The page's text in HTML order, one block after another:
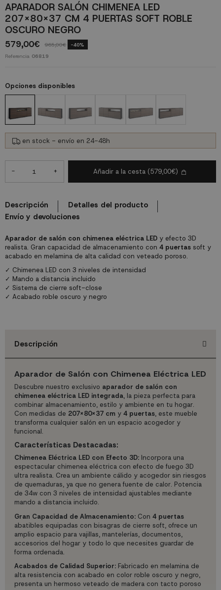
APARADOR SALÓN CHIMENEA LED
207X80X37 CM 4 PUERTAS SOFT ROBLE
OSCURO NEGRO
579,00€ 965,00€ -40%
Referencia 06819
Aparador de salón con chimenea eléctrica LEDy efecto 3D
realista. Gran capacidad de almacenamiento con 4 puertassoft y
acabado en melamina de alta calidad con veteado poroso.
✓ Chimenea LED con 3 niveles de intensidad
✓ Mando a distancia incluido
✓ Sistema de cierre soft-close
✓ Acabado roble oscuro y negro
Opciones disponibles
en stock - envío en 24-48h
- + Añadir a la cesta (579,00€)
Descripción
Detalles del producto
Envío y devoluciones
Descripción
Aparador de Salón con Chimenea Eléctrica LED
Descubre nuestro exclusivo aparador de salón con
chimenea eléctrica LED integrada, la pieza perfecta para
combinar almacenamiento, estilo y ambiente en tu hogar.
Con medidas de 207X80X37 cm y4 puertas, este mueble
transforma cualquier salón en un espacio acogedor y
funcional.
Características Destacadas:
Chimenea Eléctrica LED con Efecto 3D: Incorpora una
espectacular chimenea eléctrica con efecto de fuego 3D
ultra realista. Crea un ambiente cálido y acogedor sin riesgos
de quemaduras, ya que no genera fuente de calor. Potencia
de 34w con 3 niveles de intensidad ajustables mediante
mando a distancia incluido.
Gran Capacidad de Almacenamiento: Con4 puertas
abatibles equipadas con bisagras de cierre soft, ofrece un
amplio espacio para vajillas, mantelerías, documentos,
accesorios del hogar y todo lo que necesites guardar de
forma ordenada.
Acabados de Calidad Superior: Fabricado en melamina de
alta resistencia con acabado en color roble oscuro y negro,
presenta un hermoso veteado de madera con tacto poroso